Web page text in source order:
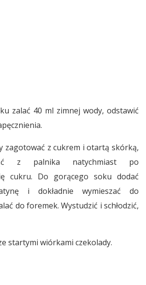
zalać 40 ml zimnej wody, odstawić
zagotować z cukrem i otartą skórką,
z palnika natychmiast po
cukru. Do gorącego soku dodać
i dokładnie wymieszać do
do foremek. Wystudzić i schłodzić,
startymi wiórkami czekolady.